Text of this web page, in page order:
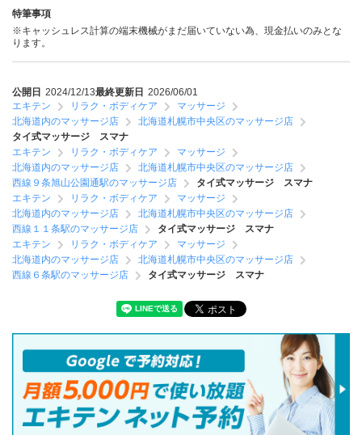
特筆事項
※キャッシュレス計算の端末機械がまだ届いていない為、現金払いのみとな
ります。
公開日 2024/12/13最終更新日 2026/06/01
エキテン
リラク・ボディケア
マッサージ
北海道内のマッサージ店
北海道札幌市中央区のマッサージ店
タイ式マッサージ スマナ
エキテン
リラク・ボディケア
マッサージ
北海道内のマッサージ店
北海道札幌市中央区のマッサージ店
西線９条旭山公園通駅のマッサージ店
タイ式マッサージ スマナ
エキテン
リラク・ボディケア
マッサージ
北海道内のマッサージ店
北海道札幌市中央区のマッサージ店
西線１１条駅のマッサージ店
タイ式マッサージ スマナ
エキテン
リラク・ボディケア
マッサージ
北海道内のマッサージ店
北海道札幌市中央区のマッサージ店
西線６条駅のマッサージ店
タイ式マッサージ スマナ